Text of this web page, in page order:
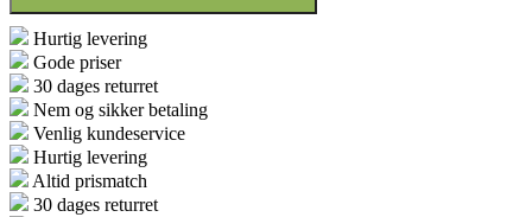
screen
20L
antal
Hurtig levering
Gode priser
30 dages returret
Nem og sikker betaling
Venlig kundeservice
Hurtig levering
Altid prismatch
30 dages returret